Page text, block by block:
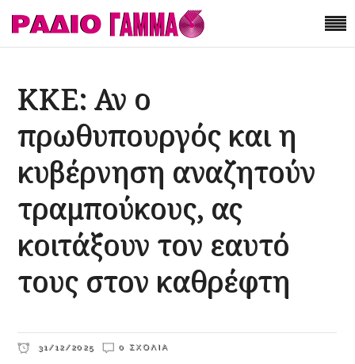
ΚΚΕ: Αν ο
πρωθυπουργός και η
κυβέρνηση αναζητούν
τραμπούκους, ας
κοιτάξουν τον εαυτό
τους στον καθρέφτη
31/12/2025 0 ΣΧΌΛΙΑ